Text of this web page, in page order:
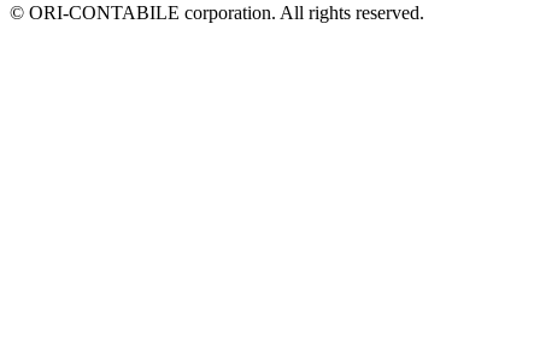
© ORI-CONTABILE corporation. All rights reserved.